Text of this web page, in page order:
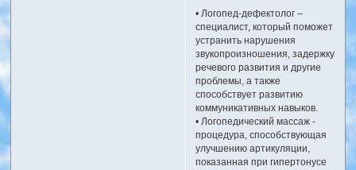
• Логопед-дефектолог –
специалист, который поможет
устранить нарушения
звукопроизношения, задержку
речевого развития и другие
проблемы, а также
способствует развитию
коммуникативных навыков.
• Логопедический массаж -
процедура, способствующая
улучшению артикуляции,
показанная при гипертонусе